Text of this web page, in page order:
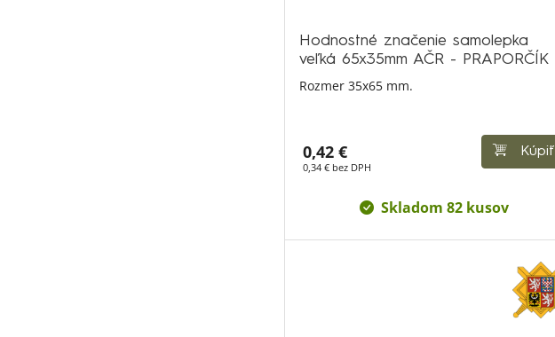
Hodnostné značenie samolepka
veľká 65x35mm AČR - PRAPORČÍK
Rozmer 35x65 mm.
0,42 €
0,34 € bez DPH
Kúpiť
Skladom 82 kusov